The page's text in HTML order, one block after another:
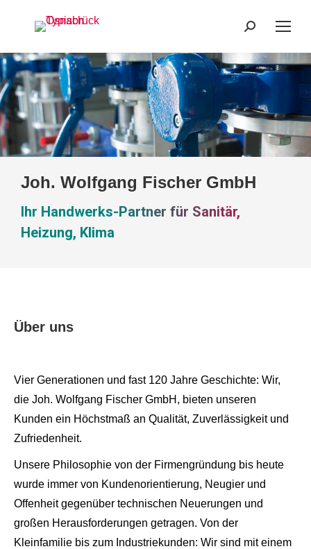
Search:
Joh. Wolfgang Fischer GmbH
Ihr Handwerks-Partner für Sanitär,
Heizung, Klima
Über uns
Vier Generationen und fast 120 Jahre Geschichte: Wir,
die Joh. Wolfgang Fischer GmbH, bieten unseren
Kunden ein Höchstmaß an Qualität, Zuverlässigkeit und
Zufriedenheit.
Unsere Philosophie von der Firmengründung bis heute
wurde immer von Kundenorientierung, Neugier und
Offenheit gegenüber technischen Neuerungen und
großen Herausforderungen getragen. Von der
Kleinfamilie bis zum Industriekunden: Wir sind mit einem